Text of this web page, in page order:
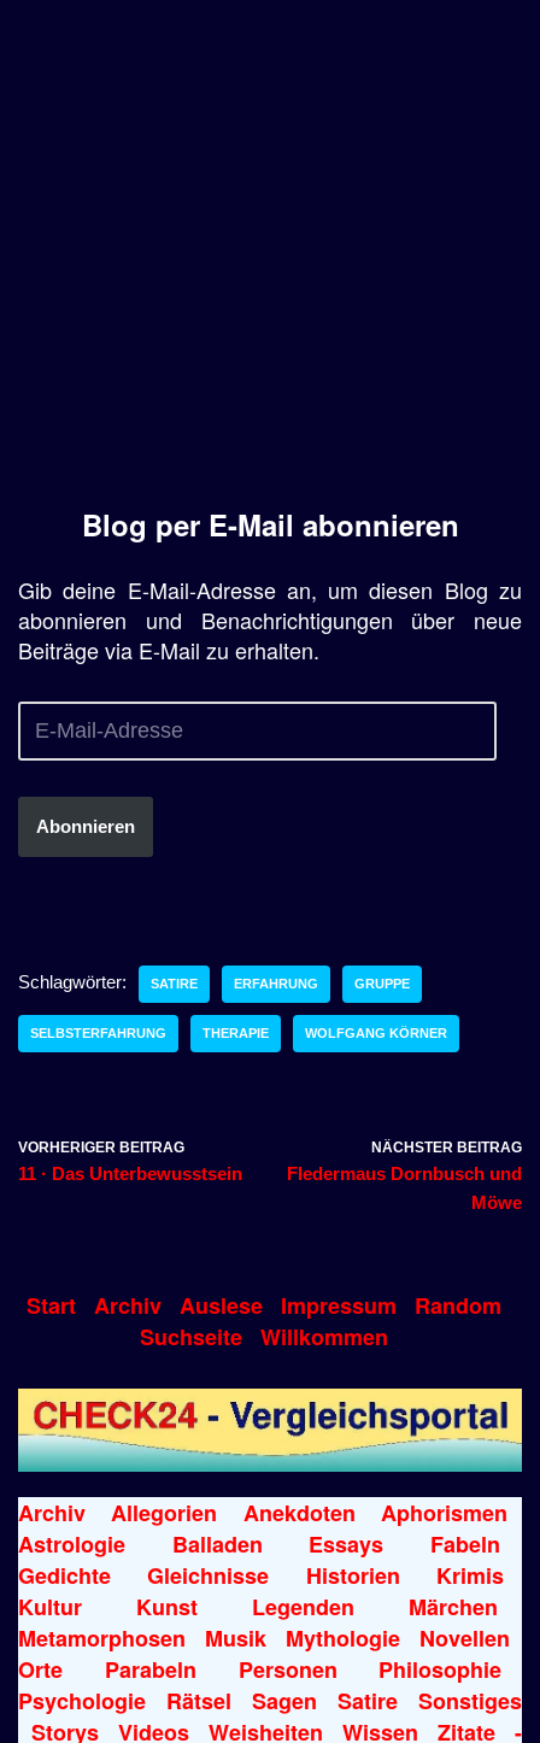
Blog per E-Mail abonnieren
Gib deine E-Mail-Adresse an, um diesen Blog zu
abonnieren und Benachrichtigungen über neue
Beiträge via E-Mail zu erhalten.
Abonnieren
Schlagwörter: SATIRE ERFAHRUNG GRUPPE
SELBSTERFAHRUNG THERAPIE WOLFGANG KÖRNER
VORHERIGER BEITRAG
11 · Das Unterbewusstsein
NÄCHSTER BEITRAG
Fledermaus Dornbusch und
Möwe
Start Archiv Auslese Impressum
Random
Suchseite Willkommen
Archiv Allegorien Anekdoten
Aphorismen
Astrologie
Balladen Essays
Fabeln
Gedichte
Gleichnisse Historien
Krimis
Kultur
Kunst Legenden
Märchen
Metamorphosen
Musik Mythologie
Novellen
Orte
Parabeln Personen
Philosophie
Psychologie
Rätsel Sagen Satire
Sonstiges
Storys
Videos Weisheiten Wissen Zitate -